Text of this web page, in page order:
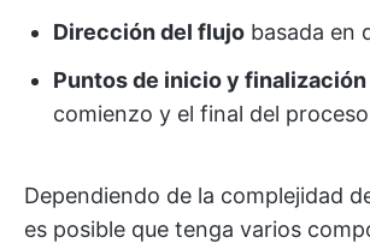
Dirección del flujo basada en
Puntos de inicio y finalización
comienzo y el final del
Dependiendo de la complejidad
es posible que tenga varios